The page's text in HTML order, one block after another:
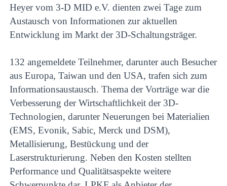
Heyer vom 3-D MID e.V. dienten zwei Tage zum
Austausch von Informationen zur aktuellen
Entwicklung im Markt der 3D-Schaltungsträger.
132 angemeldete Teilnehmer, darunter auch Besucher
aus Europa, Taiwan und den USA, trafen sich zum
Informationsaustausch. Thema der Vorträge war die
Verbesserung der Wirtschaftlichkeit der 3D-
Technologien, darunter Neuerungen bei Materialien
(EMS, Evonik, Sabic, Merck und DSM),
Metallisierung, Bestückung und der
Laserstrukturierung. Neben den Kosten stellten
Performance und Qualitätsaspekte weitere